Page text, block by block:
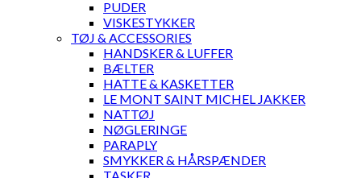
PUDER
VISKESTYKKER
TØJ & ACCESSORIES
HANDSKER & LUFFER
BÆLTER
HATTE & KASKETTER
LE MONT SAINT MICHEL JAKKER
NATTØJ
NØGLERINGE
PARAPLY
SMYKKER & HÅRSPÆNDER